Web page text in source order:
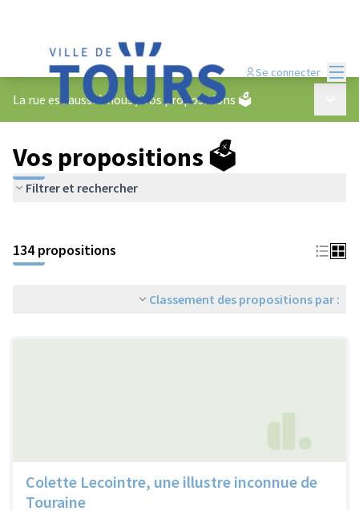
Se connecter
La rue est aussi à nous/Vos propositions 🗳️
Vos propositions 🗳️
Filtrer et rechercher
134 propositions
Classement des propositions par :
Colette Lecointre, une illustre inconnue de
Touraine